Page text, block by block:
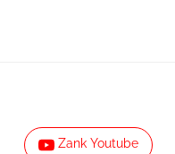
Zank Youtube